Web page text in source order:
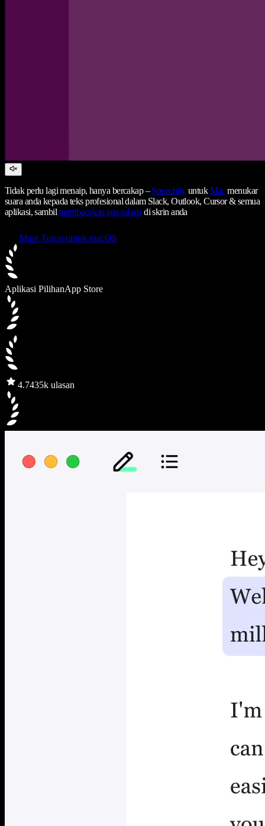
Tidak perlu lagi menaip, hanya bercakap –SpeechifyuntukMacmenukar
suara anda kepada teks profesional dalam Slack, Outlook, Cursor & semua
aplikasi, sambilmembacakan apa sahaja di skrin anda
Muat Turun untuk macOS
Aplikasi PilihanApp Store
4.7435k ulasan